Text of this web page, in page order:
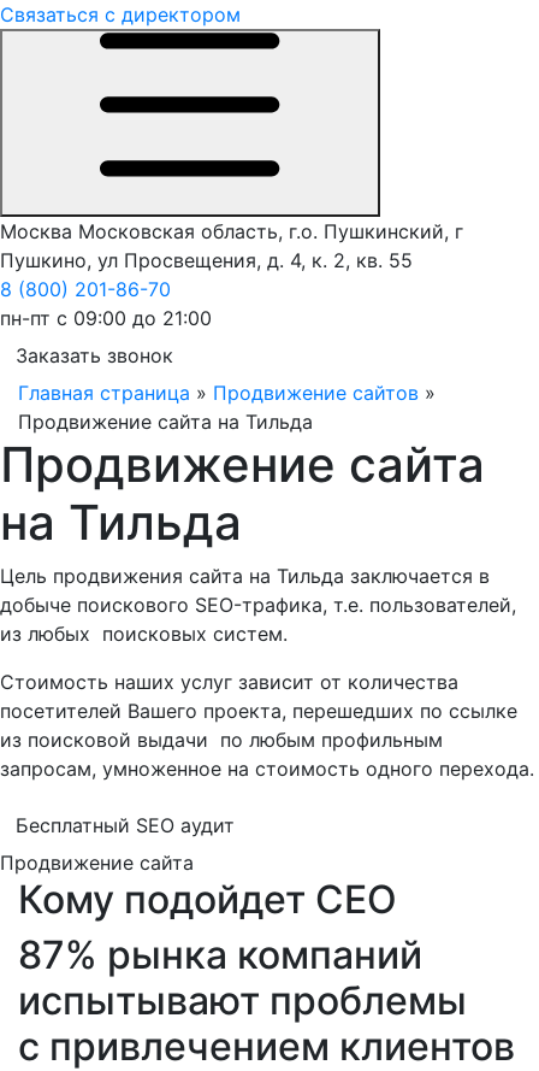
Связаться с директором
Москва Московская область, г.о. Пушкинский, г
Пушкино, ул Просвещения, д. 4, к. 2, кв. 55
8 (800) 201-86-70
пн-пт с 09:00 до 21:00
Заказать звонок
Главная страница » Продвижение сайтов »
Продвижение сайта на Тильда
Продвижение сайта
на Тильда
Цель продвижения сайта на Тильда заключается в
добыче поискового SEO-трафика, т.е. пользователей,
из любых поисковых систем.
Стоимость наших услуг зависит от количества
посетителей Вашего проекта, перешедших по ссылке
из поисковой выдачи по любым профильным
запросам, умноженное на стоимость одного перехода.
Бесплатный SEO аудит
Продвижение сайта
Кому подойдет СЕО
87% рынка компаний
испытывают проблемы
с привлечением клиентов